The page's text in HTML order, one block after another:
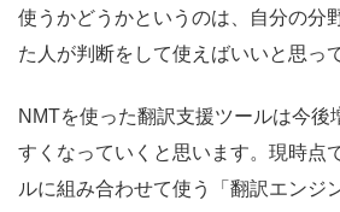
使うかどうかというのは、自分の分
た人が判断をして使えばいいと思っ
NMTを使った翻訳支援ツールは今後
すくなっていくと思います。現時点
ルに組み合わせて使う「翻訳エンジ